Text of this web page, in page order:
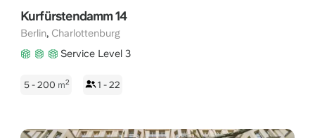
Kurfürstendamm 14
Berlin, Charlottenburg
Service Level 3
5 - 200 m2 1 - 22